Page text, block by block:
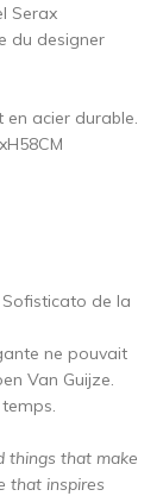
Serax
du designer
acier durable.
de la
ne pouvait
Van Guijze.
things that make
that inspires